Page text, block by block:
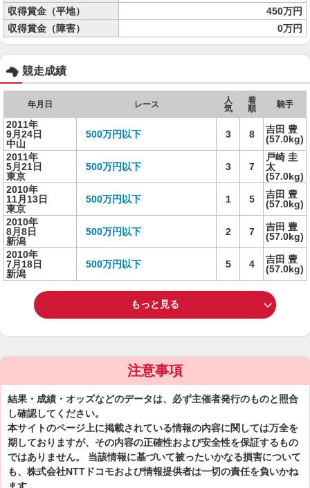
収得賞金（平地）
450万円
収得賞金（障害）
0万円
競走成績
年月日 レース
人
気
着
順
騎手
2011年
9月24日
中山
500万円以下 3 8
吉田 豊
(57.0kg)
2011年
5月21日
東京
500万円以下 3 7
戸崎 圭
太
(57.0kg)
2010年
11月13日
東京
500万円以下 1 5
吉田 豊
(57.0kg)
2010年
8月8日
新潟
500万円以下 2 7
吉田 豊
(57.0kg)
2010年
7月18日
新潟
500万円以下 5 4
吉田 豊
(57.0kg)
もっと見る
注意事項
結果・成績・オッズなどのデータは、必ず主催者発行のものと照合
し確認してください。
本サイトのページ上に掲載されている情報の内容に関しては万全を
期しておりますが、その内容の正確性および安全性を保証するもの
ではありません。 当該情報に基づいて被ったいかなる損害について
も、株式会社NTTドコモおよび情報提供者は一切の責任を負いかね